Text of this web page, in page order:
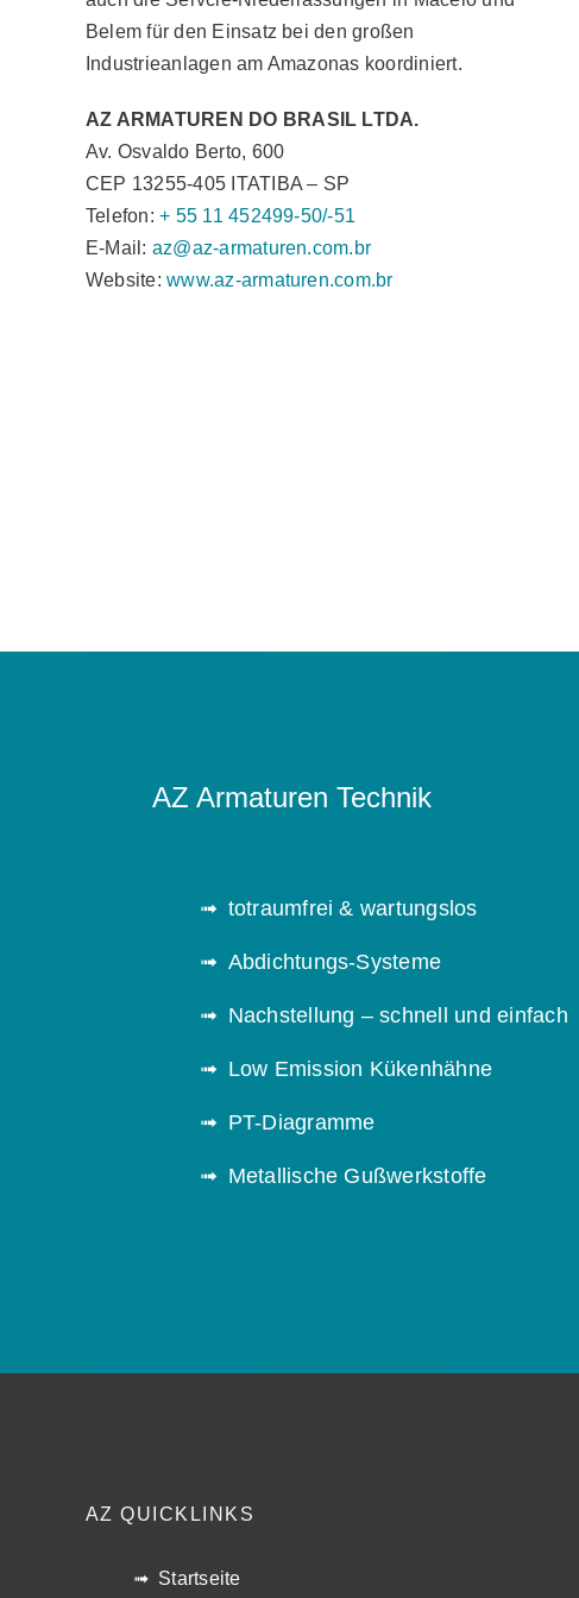
Belem für den Einsatz bei den großen
Industrieanlagen am Amazonas koordiniert.
AZ ARMATUREN DO BRASIL LTDA.
Av. Osvaldo Berto, 600
CEP 13255-405 ITATIBA – SP
Telefon:+ 55 11 452499-50/-51
E-Mail: az@az-armaturen.com.br
Website:www.az-armaturen.com.br
AZ Armaturen Technik
totraumfrei & wartungslos
Abdichtungs-Systeme
Nachstellung – schnell und einfach
Low Emission Kükenhähne
PT-Diagramme
Metallische Gußwerkstoffe
AZ QUICKLINKS
Startseite